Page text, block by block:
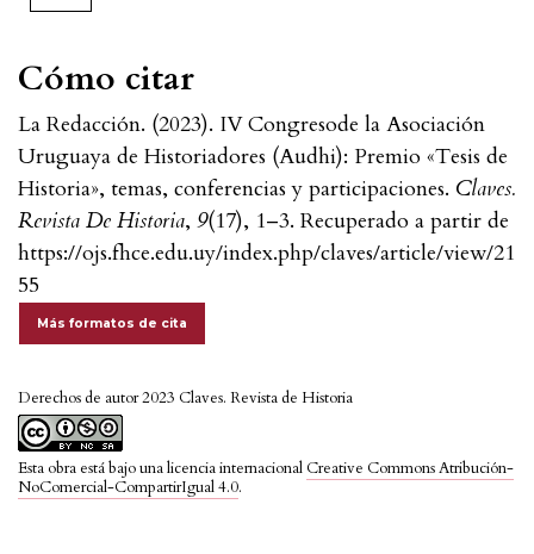
Cómo citar
La Redacción. (2023). IV Congresode la Asociación
Uruguaya de Historiadores (Audhi): Premio «Tesis de
Historia», temas, conferencias y participaciones. Claves.
Revista De Historia, 9(17), 1–3. Recuperado a partir de
https://ojs.fhce.edu.uy/index.php/claves/article/view/21
55
Más formatos de cita
Derechos de autor 2023 Claves. Revista de Historia
Esta obra está bajo una licencia internacional Creative Commons Atribución-
NoComercial-CompartirIgual 4.0.